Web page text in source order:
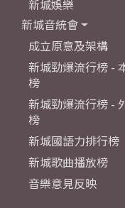
新城娛樂
新城音統會
成立原意及架構
新城勁爆流行榜 -
榜
新城勁爆流行榜 -
榜
新城國語力排行榜
新城歌曲播放榜
音樂意見反映